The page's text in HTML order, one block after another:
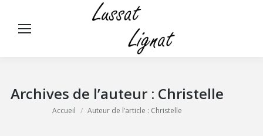
Archives de l’auteur : Christelle
Vous êtes ici :
Accueil Auteur de l’article : Christelle
Panneau de gestion des cookies